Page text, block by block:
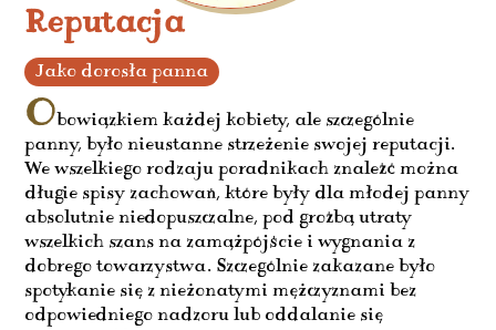
Reputacja
Jako dorosła panna
Obowiązkiem każdej kobiety, ale szczególnie
panny, było nieustanne strzeżenie swojej reputacji.
We wszelkiego rodzaju poradnikach znaleźć można
długie spisy zachowań, które były dla młodej panny
absolutnie niedopuszczalne, pod groźbą utraty
wszelkich szans na zamążpójście i wygnania z
dobrego towarzystwa. Szczególnie zakazane było
spotykanie się z nieżonatymi mężczyznami bez
odpowiedniego nadzoru lub oddalanie się